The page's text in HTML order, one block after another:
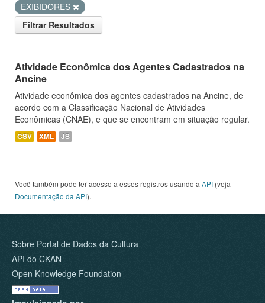
EXIBIDORES
Filtrar Resultados
Atividade Econômica dos Agentes Cadastrados na
Ancine
Atividade econômica dos agentes cadastrados na Ancine, de
acordo com a Classificação Nacional de Atividades
Econômicas (CNAE), e que se encontram em situação regular.
CSV XML JS
Você também pode ter acesso a esses registros usando a API (veja
Documentação da API).
Sobre Portal de Dados da Cultura
API do CKAN
Open Knowledge Foundation